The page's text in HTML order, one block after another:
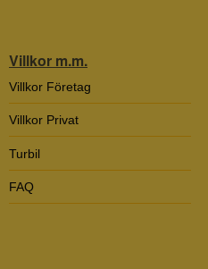
Villkor m.m.
Villkor Företag
Villkor Privat
Turbil
FAQ